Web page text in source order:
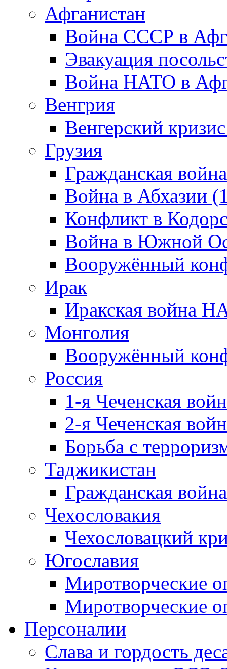
Афганистан
Война СССР в
Эвакуация
Война НАТО в
Венгрия
Венгерский
Грузия
Гражданская
Война в Абхазии
Конфликт в
Война в Южной
Вооружённый
Ирак
Иракская война
Монголия
Вооружённый
Россия
1-я Чеченская
2-я Чеченская
Борьба с
Таджикистан
Гражданская
Чехословакия
Чехословацкий
Югославия
Миротворческие
Миротворческие
Персоналии
Слава и гордость